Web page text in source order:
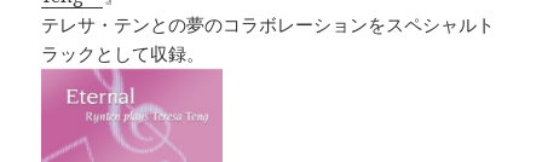
テレサ・テンとの夢のコラボレーションをスペシャルト
ラックとして収録。